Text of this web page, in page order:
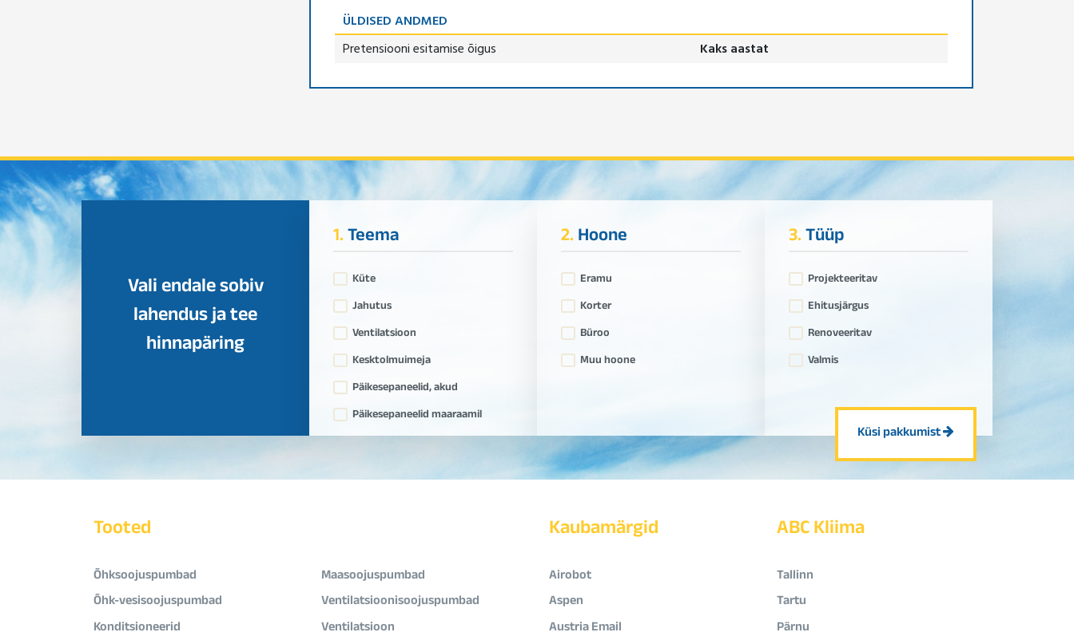
ÜLDISED ANDMED
Pretensiooni esitamise õigus
Kaks aastat
Vali endale sobiv
lahendus ja tee
hinnapäring
1.Teema
Küte
Jahutus
Ventilatsioon
Kesktolmuimeja
Päikesepaneelid, akud
Päikesepaneelid maaraamil
2.Hoone
Eramu
Korter
Büroo
Muu hoone
3.Tüüp
Projekteeritav
Ehitusjärgus
Renoveeritav
Valmis
Küsi pakkumist
Tooted
Õhksoojuspumbad
Maasoojuspumbad
Õhk-vesisoojuspumbad
Ventilatsioonisoojuspumbad
Kaubamärgid
Airobot
Aspen
ABC Kliima
Tallinn
Tartu